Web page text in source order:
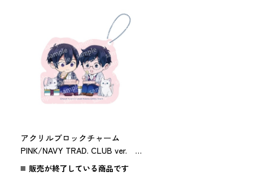
アクリルブロックチャーム
PINK/NAVY TRAD. CLUB ver. 異
世界の沙汰は社畜次第
販売が終了している商品です